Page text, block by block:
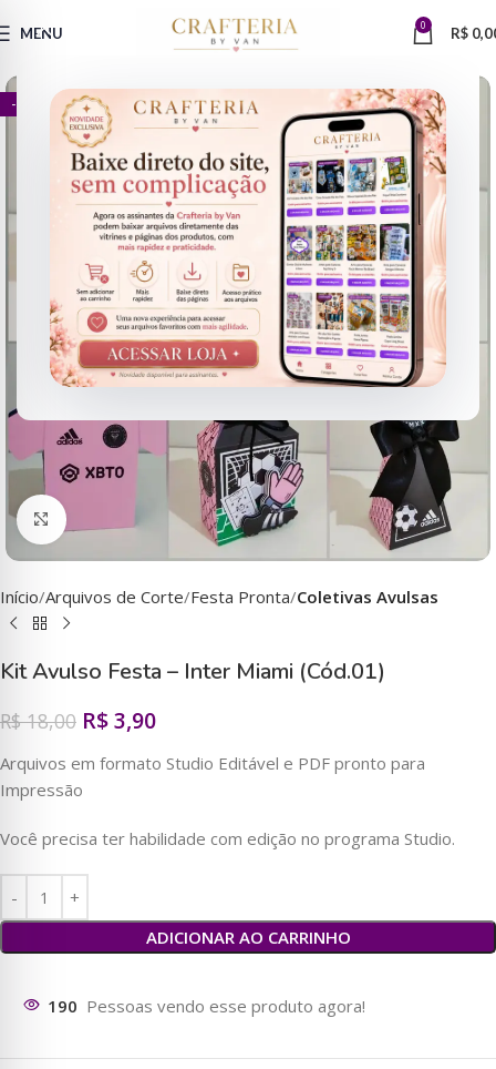
MENU 0 R$
- 78%
Clique para ampliar
Início Arquivos de Corte Festa Pronta Coletivas Avulsas
Kit Avulso Festa – Inter Miami (Cód.01)
R$18,00 R$3,90
Arquivos em formato Studio Editável e PDF pronto para
Impressão
Você precisa ter habilidade com edição no programa Studio.
ADICIONAR AO CARRINHO
188 Pessoas vendo esse produto agora!